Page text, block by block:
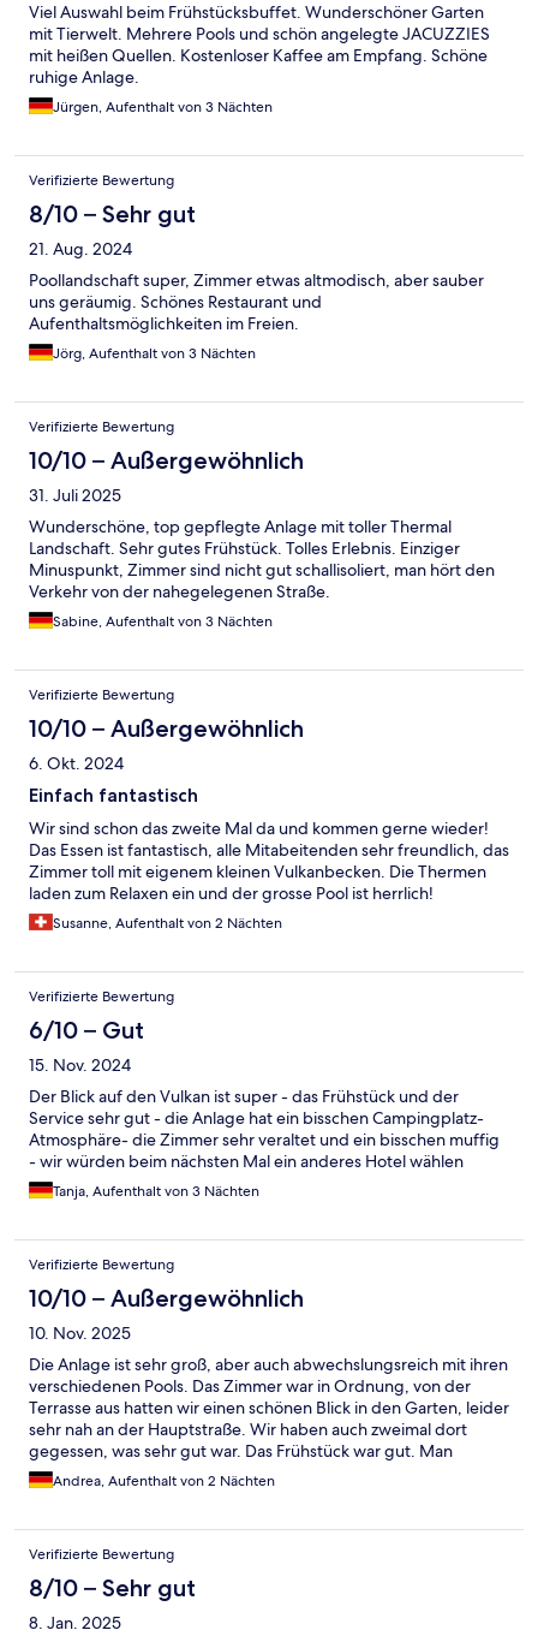
Viel Auswahl beim Frühstücksbuffet. Wunderschöner Garten
mit Tierwelt. Mehrere Pools und schön angelegte JACUZZIES
mit heißen Quellen. Kostenloser Kaffee am Empfang. Schöne
ruhige Anlage.
Jürgen, Aufenthalt von 3 Nächten
Verifizierte Bewertung
8/10 – Sehr gut
21. Aug. 2024
Poollandschaft super, Zimmer etwas altmodisch, aber sauber
uns geräumig. Schönes Restaurant und
Aufenthaltsmöglichkeiten im Freien.
Jörg, Aufenthalt von 3 Nächten
Verifizierte Bewertung
10/10 – Außergewöhnlich
31. Juli 2025
Wunderschöne, top gepflegte Anlage mit toller Thermal
Landschaft. Sehr gutes Frühstück. Tolles Erlebnis. Einziger
Minuspunkt, Zimmer sind nicht gut schallisoliert, man hört den
Verkehr von der nahegelegenen Straße.
Sabine, Aufenthalt von 3 Nächten
Verifizierte Bewertung
10/10 – Außergewöhnlich
6. Okt. 2024
Einfach fantastisch
Wir sind schon das zweite Mal da und kommen gerne wieder!
Das Essen ist fantastisch, alle Mitabeitenden sehr freundlich, das
Zimmer toll mit eigenem kleinen Vulkanbecken. Die Thermen
laden zum Relaxen ein und der grosse Pool ist herrlich!
Susanne, Aufenthalt von 2 Nächten
Verifizierte Bewertung
6/10 – Gut
15. Nov. 2024
Der Blick auf den Vulkan ist super - das Frühstück und der
Service sehr gut - die Anlage hat ein bisschen Campingplatz-
Atmosphäre- die Zimmer sehr veraltet und ein bisschen muffig
- wir würden beim nächsten Mal ein anderes Hotel wählen
Tanja, Aufenthalt von 3 Nächten
Verifizierte Bewertung
10/10 – Außergewöhnlich
10. Nov. 2025
Die Anlage ist sehr groß, aber auch abwechslungsreich mit ihren
verschiedenen Pools. Das Zimmer war in Ordnung, von der
Terrasse aus hatten wir einen schönen Blick in den Garten, leider
sehr nah an der Hauptstraße. Wir haben auch zweimal dort
gegessen, was sehr gut war. Das Frühstück war gut. Man
musste allerdings ständig nach irgend was fragen, z.B. Butter,
Tassen, Teller usw. Das war etwas mühselig.
Andrea, Aufenthalt von 2 Nächten
Verifizierte Bewertung
8/10 – Sehr gut
8. Jan. 2025